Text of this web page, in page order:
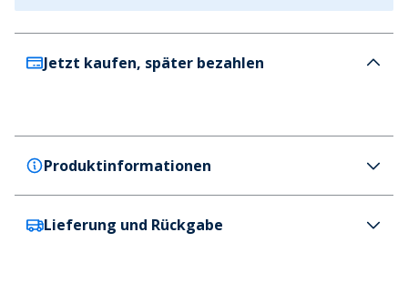
Jetzt kaufen, später bezahlen
Produktinformationen
Reebok
Lieferung und Rückgabe